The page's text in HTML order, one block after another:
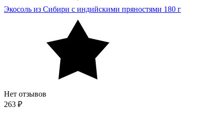
Экосоль из Сибири с индийскими пряностями 180 г
Нет отзывов
263 ₽